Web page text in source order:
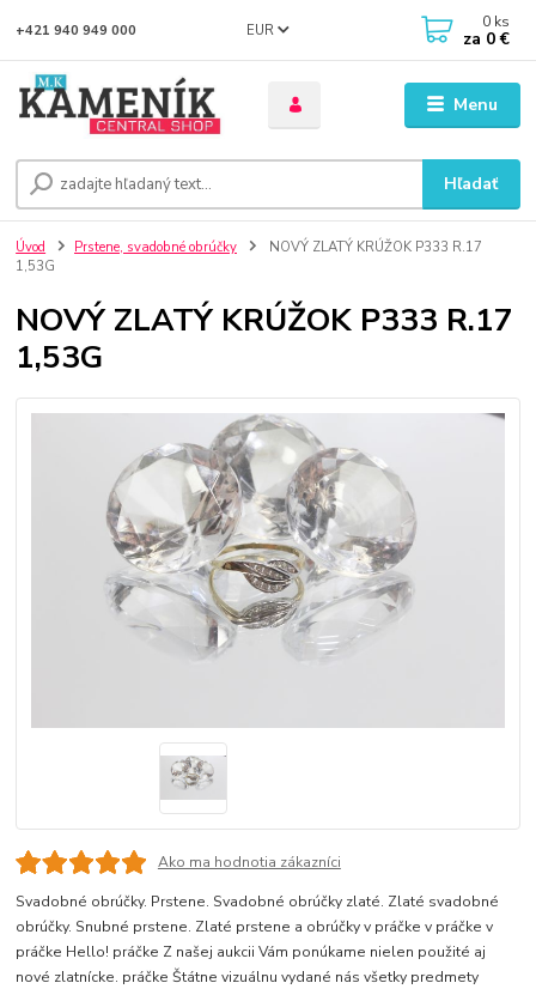
Menu
EUR
Hľadať
+421 940 949 000 0 ks
za 0 €
Úvod Prstene, svadobné obrúčky
NOVÝ ZLATÝ KRÚŽOK P333 R.17
1,53G
NOVÝ ZLATÝ KRÚŽOK P333 R.17
1,53G
Ako ma hodnotia zákazníci
Svadobné obrúčky. Prstene. Svadobné obrúčky zlaté. Zlaté svadobné
obrúčky. Snubné prstene. Zlaté prstene a obrúčky v práčke v práčke v
práčke Hello! práčke Z našej aukcii Vám ponúkame nielen použité aj
nové zlatnícke. práčke Štátne vizuálnu vydané nás všetky predmety